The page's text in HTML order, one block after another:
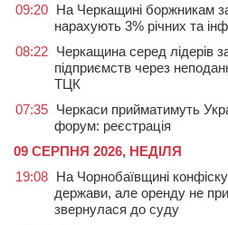
09:20 На Черкащині боржникам
нарахують 3% річних та
08:22 Черкащина серед лідерів
підприємств через
ТЦК
07:35 Черкаси прийматимуть
форум: реєстрація
09 СЕРПНЯ 2026, НЕДІЛЯ
19:08 На Чорнобаївщині
держави, але оренду не
звернулася до суду